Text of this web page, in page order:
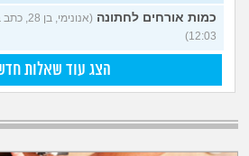
כמות אורחים לחתונה
12:03)
הצג עוד שאלות